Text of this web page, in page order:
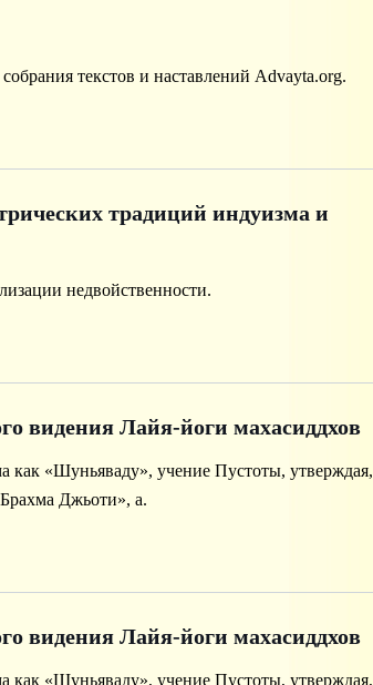
текстов и наставлений Advayta.org.
традиций индуизма и
недвойственности.
видения Лайя-йоги махасиддхов
«Шуньяваду», учение Пустоты, утверждая,
Джьоти», а.
видения Лайя-йоги махасиддхов
«Шуньяваду», учение Пустоты, утверждая,